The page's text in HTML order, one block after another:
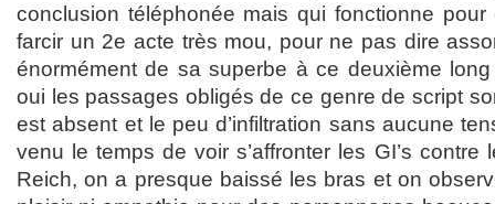
conclusion téléphonée mais qui fonctionne
farcir un 2e acte très mou, pour ne pas dire
énormément de sa superbe à ce deuxième
oui les passages obligés de ce genre de script
est absent et le peu d’infiltration sans aucune
venu le temps de voir s’affronter les GI’s contre
Reich, on a presque baissé les bras et on